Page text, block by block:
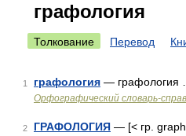
графология
Толкование Перевод
1 графология — графология …
Орфографический словарь-
2 ГРАФОЛОГИЯ — [< гр.